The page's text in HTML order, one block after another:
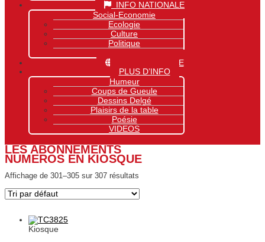
INFO NATIONALE
Social-Economie
Ecologie
Culture
Politique
INFO MONDIALE
PLUS D’INFO
Humeur
Coups de Gueule
Dessins Delgé
Plaisirs de la table
Poésie
VIDEOS
LES ABONNEMENTS
NUMEROS EN KIOSQUE
Affichage de 301–305 sur 307 résultats
Kiosque